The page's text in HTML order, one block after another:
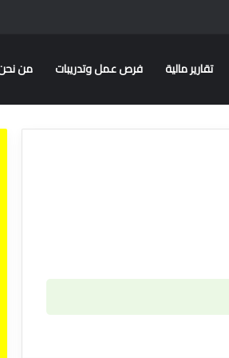
تقارير مالية فرص عمل وتدريبات من